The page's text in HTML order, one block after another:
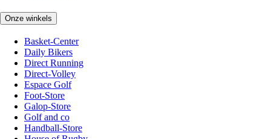
Onze winkels
Basket-Center
Daily Bikers
Direct Running
Direct-Volley
Espace Golf
Foot-Store
Galop-Store
Golf and co
Handball-Store